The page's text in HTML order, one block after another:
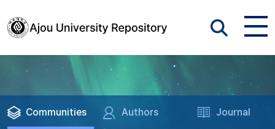
Communities Authors Journal